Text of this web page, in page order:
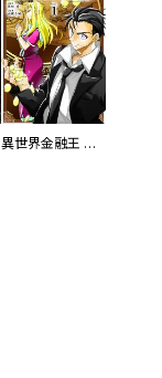
異世界金融王 ～クローネ・ゴルディオンの覇道～